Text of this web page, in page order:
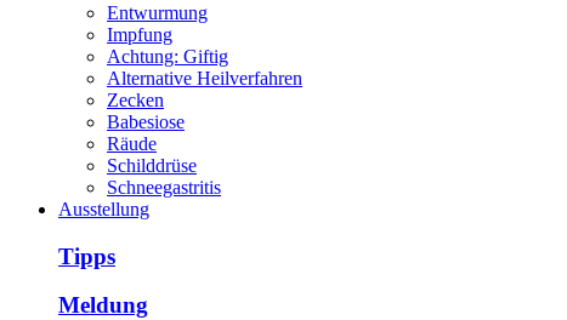
Entwurmung
Impfung
Achtung: Giftig
Alternative Heilverfahren
Zecken
Babesiose
Räude
Schilddrüse
Schneegastritis
Ausstellung
Tipps
Meldung